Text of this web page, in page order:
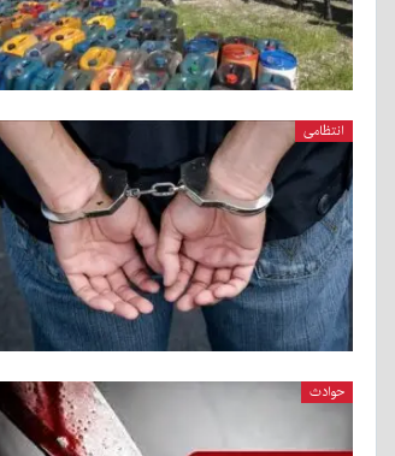
انتظامی
حوادث